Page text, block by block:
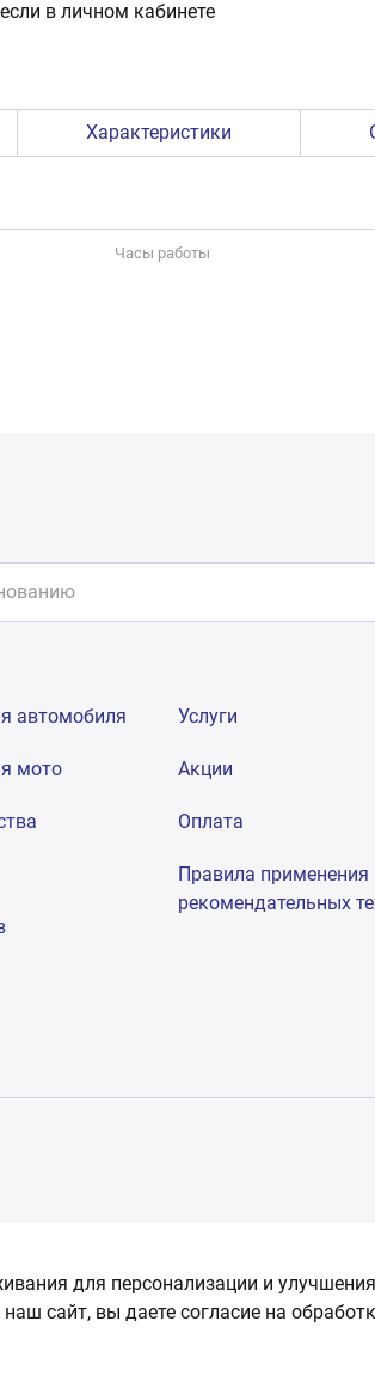
в личном кабинете
Характеристики
Часы работы
автомобиля
мото
Услуги
Акции
Оплата
Правила применения
рекомендательных
для персонализации и
сайт, вы даете согласие на